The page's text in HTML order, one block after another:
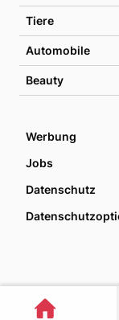
Tiere
Automobile
Beauty
Werbung
Jobs
Datenschutz